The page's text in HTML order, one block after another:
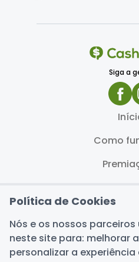
Siga a
Como
Termos
Política de
Política de Cookies
Nós e os nossos
neste site para: melhorar
personalizar a